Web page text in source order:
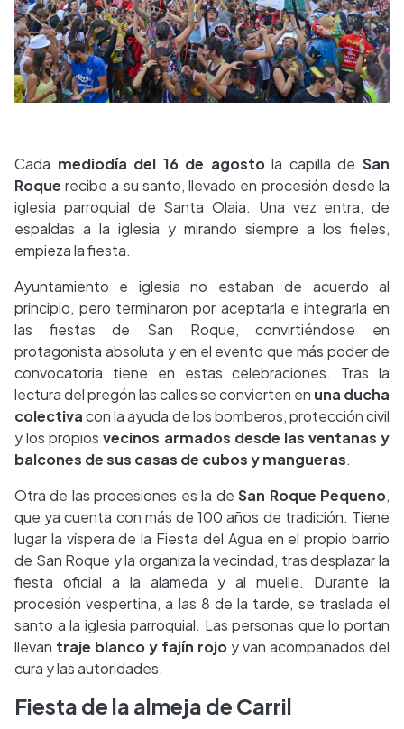
Cada mediodía del 16 de agostola capilla de San
Roque recibe a su santo, llevado en procesión desde la
iglesia parroquial de Santa Olaia. Una vez entra, de
espaldas a la iglesia y mirando siempre a los fieles,
empieza la fiesta.
Ayuntamiento e iglesia no estaban de acuerdo al
principio, pero terminaron por aceptarla e integrarla en
las fiestas de San Roque, convirtiéndose en
protagonista absoluta y en el evento que más poder de
convocatoria tiene en estas celebraciones. Tras la
lectura del pregón las calles se convierten en una ducha
colectivacon la ayuda de los bomberos, protección civil
y los propiosvecinos armados desde las ventanas y
balcones de sus casas de cubos y mangueras.
Otra de las procesiones es la deSan Roque Pequeno,
que ya cuenta con más de 100 años de tradición. Tiene
lugar la víspera de la Fiesta del Agua en el propio barrio
de San Roque y la organiza la vecindad, tras desplazar la
fiesta oficial a la alameda y al muelle. Durante la
procesión vespertina, a las 8 de la tarde, se traslada el
santo a la iglesia parroquial. Las personas que lo portan
llevan traje blanco y fajín rojo y van acompañados del
cura y las autoridades.
Fiesta de la almeja de Carril